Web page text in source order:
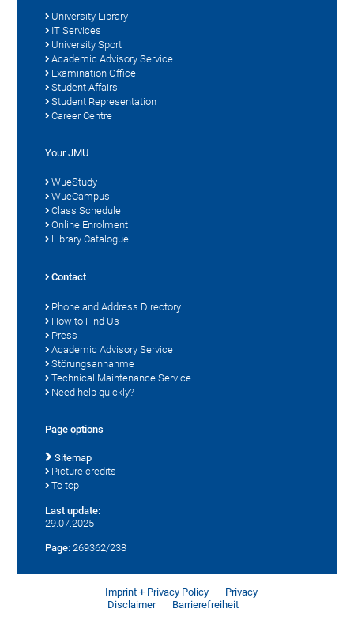
University Library
IT Services
University Sport
Academic Advisory Service
Examination Office
Student Affairs
Student Representation
Career Centre
Your JMU
WueStudy
WueCampus
Class Schedule
Online Enrolment
Library Catalogue
Contact
Phone and Address Directory
How to Find Us
Press
Academic Advisory Service
Störungsannahme
Technical Maintenance Service
Need help quickly?
Page options
Sitemap
Picture credits
To top
Last update:
29.07.2025
Page: 269362/238
Imprint + Privacy Policy
Privacy
Disclaimer
Barrierefreiheit